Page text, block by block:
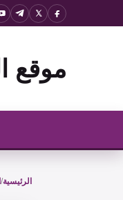
موقع
الرئيسية/